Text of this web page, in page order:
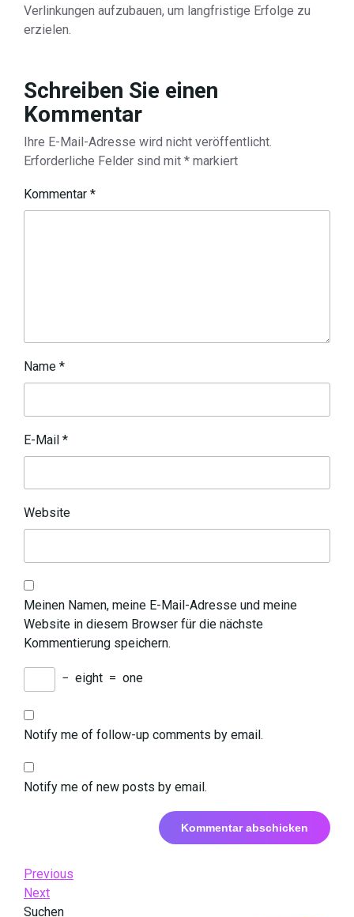
Verlinkungen aufzubauen, um langfristige Erfolge zu
erzielen.
Schreiben Sie einen
Kommentar
Ihre E-Mail-Adresse wird nicht veröffentlicht.
Erforderliche Felder sind mit * markiert
Kommentar *
Name *
E-Mail *
Website
Meinen Namen, meine E-Mail-Adresse und meine
Website in diesem Browser für die nächste
Kommentierung speichern.
− eight = one
Notify me of follow-up comments by email.
Notify me of new posts by email.
Beitrags-
Navigation
Previous
Post
Previous
Next
Post
Next
Suchen